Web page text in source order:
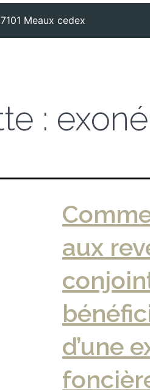
Meaux cedex
:
aux
d’une